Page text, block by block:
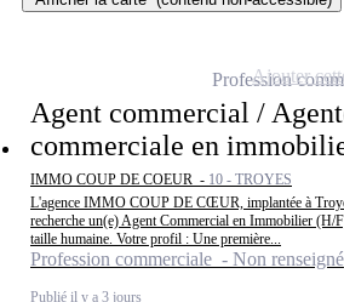
Agent commercial /
commerciale en
IMMO COUP DE COEUR - 10 - TROYES
L'agence IMMO COUP DE CŒUR, implantée à
recherche un(e) Agent Commercial en Immobilier (H/
taille humaine. Votre profil : Une première...
Profession commerciale - Non renseigné
Publié il y a 3 jours
Profession
Ajouter